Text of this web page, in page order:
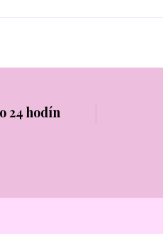
24 hodín